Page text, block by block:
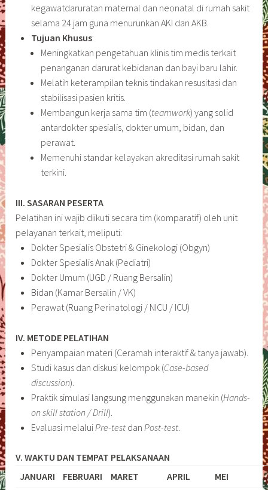
kegawatdaruratan maternal dan neonatal di rumah sakit
selama 24 jam guna menurunkan AKI dan AKB.
Tujuan Khusus:
Meningkatkan pengetahuan klinis tim medis terkait
penanganan darurat kebidanan dan bayi baru lahir.
Melatih keterampilan teknis tindakan resusitasi dan
stabilisasi pasien kritis.
Membangun kerja sama tim (teamwork) yang solid
antardokter spesialis, dokter umum, bidan, dan
perawat.
Memenuhi standar kelayakan akreditasi rumah sakit
terkini.
III. SASARAN PESERTA
Pelatihan ini wajib diikuti secara tim (komparatif) oleh unit
pelayanan terkait, meliputi:
Dokter Spesialis Obstetri & Ginekologi (Obgyn)
Dokter Spesialis Anak (Pediatri)
Dokter Umum (UGD / Ruang Bersalin)
Bidan (Kamar Bersalin / VK)
Perawat (Ruang Perinatologi / NICU / ICU)
IV. METODE PELATIHAN
Penyampaian materi (Ceramah interaktif & tanya jawab).
Studi kasus dan diskusi kelompok (Case-based
discussion).
Praktik simulasi langsung menggunakan manekin (Hands-
on skill station / Drill).
Evaluasi melalui Pre-testdan Post-test.
V. WAKTU DAN TEMPAT PELAKSANAAN
JANUARI
FEBRUARI MARET APRIL MEI